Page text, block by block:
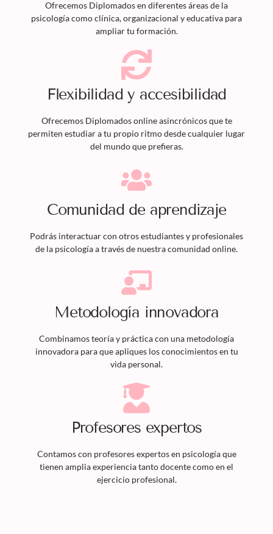
Ofrecemos Diplomadosen diferentes áreas de la
psicología como clínica, organizacional y educativa para
ampliar tu formación.
Flexibilidad y accesibilidad
Ofrecemos Diplomadosonline asincrónicos que te
permiten estudiar a tu propio ritmo desde cualquier lugar
del mundo que prefieras.
Comunidad de aprendizaje
Podrás interactuar con otros estudiantes y profesionales
de la psicología a través de nuestra comunidad online.
Metodología innovadora
Combinamos teoría y práctica con una metodología
innovadora para que apliques los conocimientos en tu
vida personal.
Profesores expertos
Contamos con profesores expertos en psicología que
tienen amplia experiencia tanto docente como en el
ejercicio profesional.